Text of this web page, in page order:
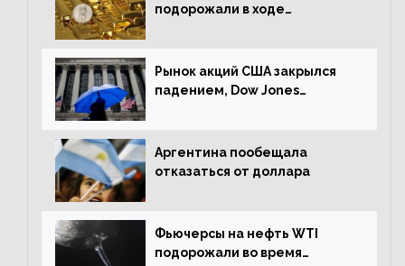
подорожали в ходе
Рынок акций США закрылся
падением, Dow Jones
Аргентина пообещала
отказаться от доллара
Фьючерсы на нефть WTI
подорожали во время